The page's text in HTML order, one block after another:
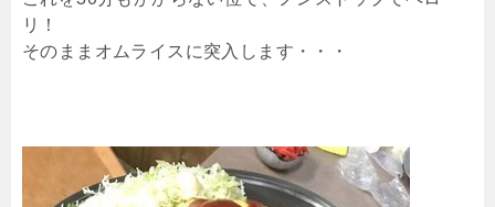
リ！
そのままオムライスに突入します・・・